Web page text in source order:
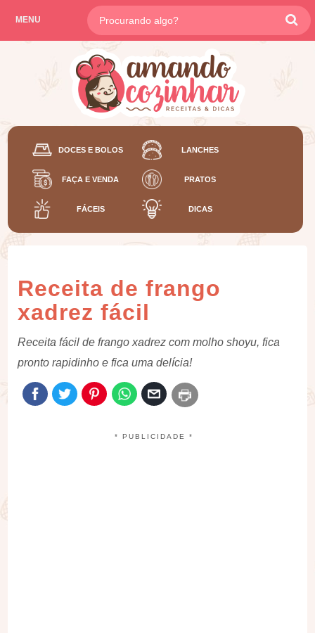
MENU
DOCES E BOLOS LANCHES
FAÇA E VENDA PRATOS
FÁCEIS DICAS
Receita de frango
xadrez fácil
Receita fácil de frango xadrez com molho shoyu, fica
pronto rapidinho e fica uma delícia!
* PUBLICIDADE *